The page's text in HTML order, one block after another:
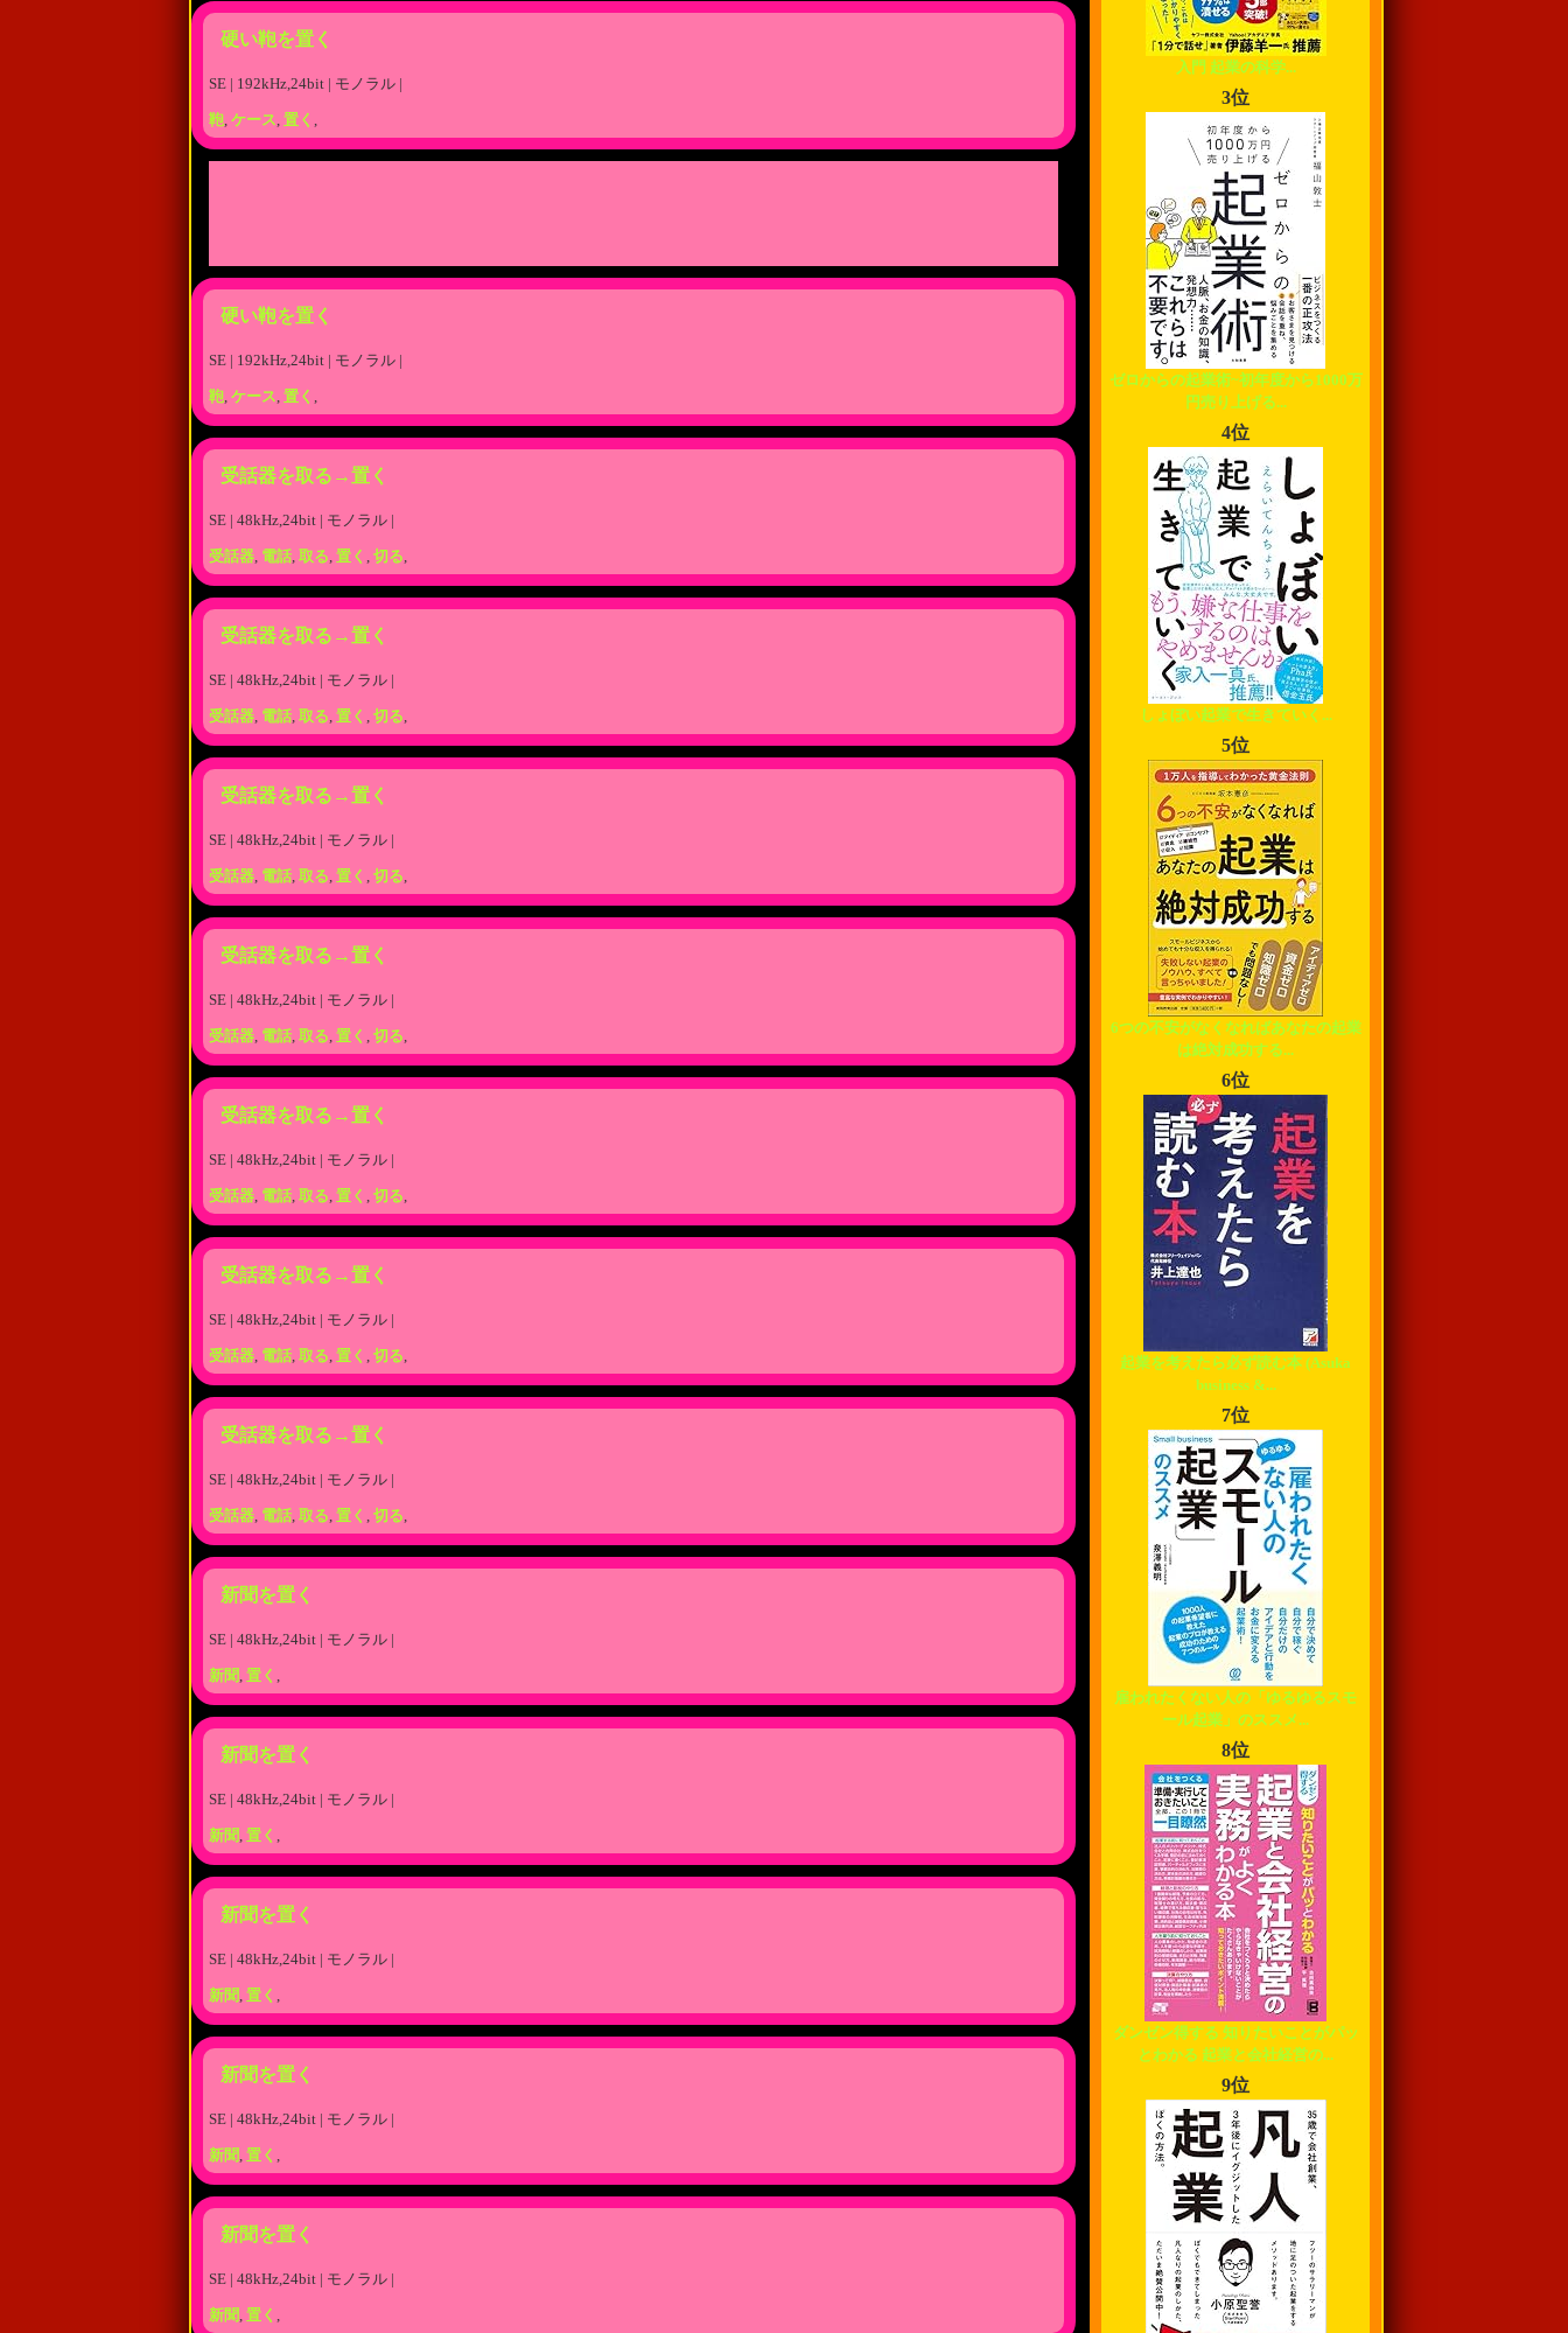
硬い鞄を置く
SE | 192kHz,24bit | モノラル |
鞄, ケース, 置く ,
硬い鞄を置く
SE | 192kHz,24bit | モノラル |
鞄, ケース, 置く ,
受話器を取る→置く
SE | 48kHz,24bit | モノラル |
受話器, 電話, 取る, 置く , 切る,
受話器を取る→置く
SE | 48kHz,24bit | モノラル |
受話器, 電話, 取る, 置く , 切る,
受話器を取る→置く
SE | 48kHz,24bit | モノラル |
受話器, 電話, 取る, 置く , 切る,
受話器を取る→置く
SE | 48kHz,24bit | モノラル |
受話器, 電話, 取る, 置く , 切る,
受話器を取る→置く
SE | 48kHz,24bit | モノラル |
受話器, 電話, 取る, 置く , 切る,
受話器を取る→置く
SE | 48kHz,24bit | モノラル |
受話器, 電話, 取る, 置く , 切る,
受話器を取る→置く
SE | 48kHz,24bit | モノラル |
受話器, 電話, 取る, 置く , 切る,
新聞を置く
SE | 48kHz,24bit | モノラル |
新聞, 置く ,
新聞を置く
SE | 48kHz,24bit | モノラル |
新聞, 置く ,
新聞を置く
SE | 48kHz,24bit | モノラル |
新聞, 置く ,
新聞を置く
SE | 48kHz,24bit | モノラル |
新聞, 置く ,
新聞を置く
SE | 48kHz,24bit | モノラル |
新聞, 置く ,
入門 起業の科学...
3位
ゼロからの起業術~初年度から1000万
円売り上げる...
4位
しょぼい起業で生きていく...
5位
6つの不安がなくなればあなたの起業
は絶対成功する...
6位
起業を考えたら必ず読む本 (Asuka
business &...
7位
雇われたくない人の「ゆるゆるスモ
ール起業」のススメ...
8位
ダンゼン得する 知りたいことがパッ
とわかる 起業と会社経営の...
9位